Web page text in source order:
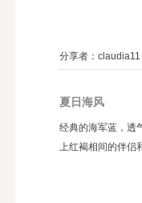
分享者：
夏日海风
经典的海军蓝，透
上红褐相间的伴侣